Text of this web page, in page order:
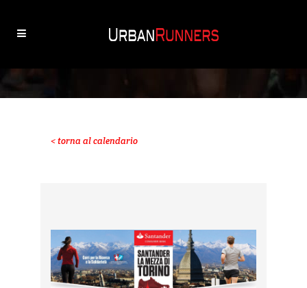
< torna al calendario